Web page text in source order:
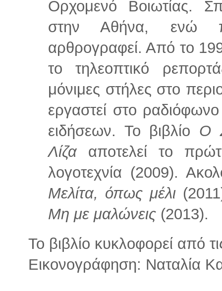
Ορχομενό Βοιωτίας.
στην Αθήνα, ενώ
αρθρογραφεί. Από το
το τηλεοπτικό
μόνιμες στήλες στο
εργαστεί στο
ειδήσεων. Το βιβλίο Ο
Λίζα αποτελεί το
λογοτεχνία (2009).
Μελίτα, όπως μέλι
Μη με μαλώνεις (2013).
Το βιβλίο κυκλοφορεί από
Εικονογράφηση: Ναταλία